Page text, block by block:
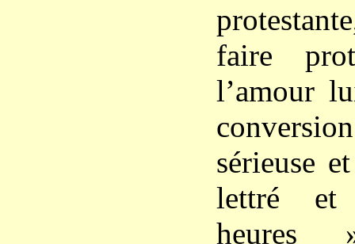
faire
l’amour
sérieuse
lettré
heures